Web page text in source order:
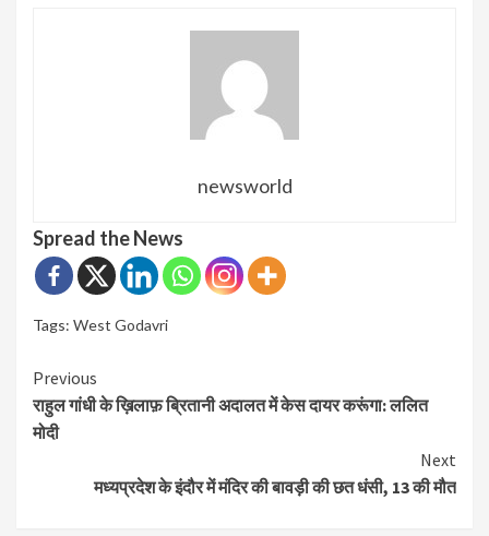
newsworld
Spread the News
Tags: West Godavri
Continue
Reading
Previous
राहुल गांधी के ख़िलाफ़ ब्रितानी अदालत में केस दायर करूंगा: ललित
मोदी
Next
मध्यप्रदेश के इंदौर में मंदिर की बावड़ी की छत धंसी, 13 की मौत